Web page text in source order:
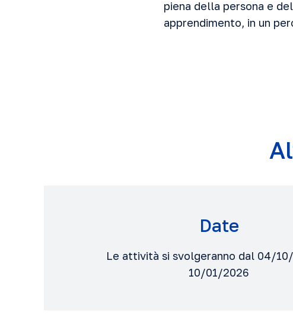
piena della persona e
apprendimento, in un
Date
Le attività si svolgeranno dal 04/
10/01/2026